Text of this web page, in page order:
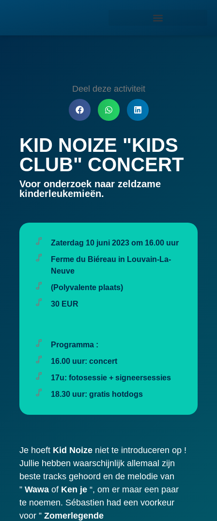
KID NOIZE "KIDS
CLUB" CONCERT
Voor onderzoek naar zeldzame
kinderleukemieën.
Zaterdag 10 juni 2023 om 16.00 uur
Ferme du Biéreau in Louvain-La-
Neuve
(Polyvalente plaats)
30 EUR
Programma :
16.00 uur: concert
17u: fotosessie + signeersessies
18.30 uur: gratis hotdogs
Je hoeft Kid Noize niet te introduceren op !
Jullie hebben waarschijnlijk allemaal zijn
beste tracks gehoord en de melodie van
” Wawa of Ken je “, om er maar een paar
te noemen. Sébastien had een voorkeur
voor ” Zomerlegende
Deel deze activiteit